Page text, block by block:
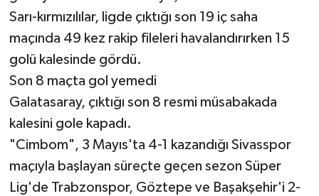
Sarı-kırmızılılar, ligde çıktığı son 19 iç saha
maçında 49 kez rakip fileleri havalandırırken 15
golü kalesinde gördü.
Son 8 maçta gol yemedi
Galatasaray, çıktığı son 8 resmi müsabakada
kalesini gole kapadı.
"Cimbom", 3 Mayıs'ta 4-1 kazandığı Sivasspor
maçıyla başlayan süreçte geçen sezon Süper
Lig'de Trabzonspor, Göztepe ve Başakşehir'i 2-